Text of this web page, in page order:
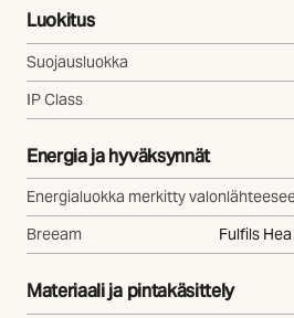
Luokitus
Suojausluokka
IP Class
Energia ja hyväksynnät
Energialuokka merkitty
Breeam
Fulfils
Materiaali ja pintakäsittely